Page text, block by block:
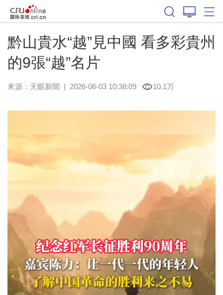
黔山貴水“越”見中國 看多彩貴州
的9張“越”名片
來源： 天眼新聞 | 2026-06-03 10:38:09 10.1万